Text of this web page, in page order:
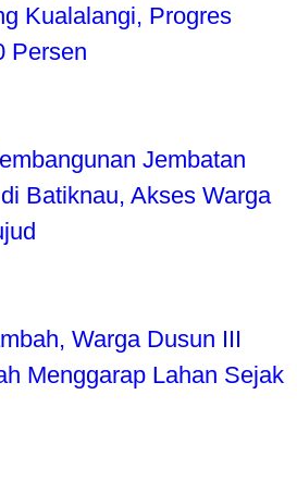
Kualalangi, Progres
Persen
Jembatan
Batiknau, Akses Warga
Warga Dusun III
Menggarap Lahan Sejak